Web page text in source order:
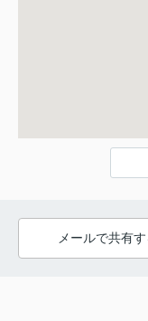
メールで共有す